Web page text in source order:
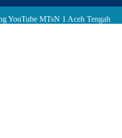
YouTube MTsN 1 Aceh Tengah